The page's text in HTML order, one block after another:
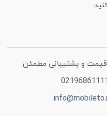
و پشتیبانی مطمئن